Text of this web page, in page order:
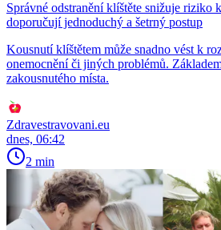
Správné odstranění klíštěte snižuje riziko
doporučují jednoduchý a šetrný postup
Kousnutí klíštětem může snadno vést k
onemocnění či jiných problémů.
zakousnutého místa.
Zdravestravovani.eu
dnes, 06:42
2 min